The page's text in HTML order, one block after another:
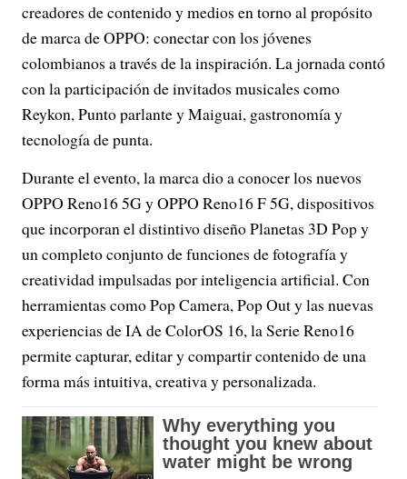
creadores de contenido y medios en torno al propósito
de marca de OPPO: conectar con los jóvenes
colombianos a través de la inspiración. La jornada contó
con la participación de invitados musicales como
Reykon, Punto parlante y Maiguai, gastronomía y
tecnología de punta.
Durante el evento, la marca dio a conocer los nuevos
OPPO Reno16 5G y OPPO Reno16 F 5G, dispositivos
que incorporan el distintivo diseño Planetas 3D Pop y
un completo conjunto de funciones de fotografía y
creatividad impulsadas por inteligencia artificial. Con
herramientas como Pop Camera, Pop Out y las nuevas
experiencias de IA de ColorOS 16, la Serie Reno16
permite capturar, editar y compartir contenido de una
forma más intuitiva, creativa y personalizada.